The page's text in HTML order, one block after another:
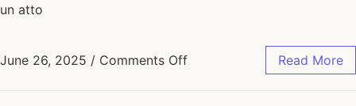
un atto
June 26, 2025 / Comments Off Read More